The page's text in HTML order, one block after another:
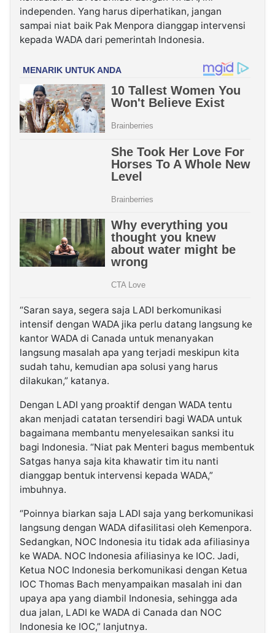
independen. Yang harus diperhatikan, jangan
sampai niat baik Pak Menpora dianggap intervensi
kepada WADA dari pemerintah Indonesia.
“Saran saya, segera saja LADI berkomunikasi
intensif dengan WADA jika perlu datang langsung ke
kantor WADA di Canada untuk menanyakan
langsung masalah apa yang terjadi meskipun kita
sudah tahu, kemudian apa solusi yang harus
dilakukan,” katanya.
Dengan LADI yang proaktif dengan WADA tentu
akan menjadi catatan tersendiri bagi WADA untuk
bagaimana membantu menyelesaikan sanksi itu
bagi Indonesia. “Niat pak Menteri bagus membentuk
Satgas hanya saja kita khawatir tim itu nanti
dianggap bentuk intervensi kepada WADA,”
imbuhnya.
“Poinnya biarkan saja LADI saja yang berkomunikasi
langsung dengan WADA difasilitasi oleh Kemenpora.
Sedangkan, NOC Indonesia itu tidak ada afiliasinya
ke WADA. NOC Indonesia afiliasinya ke IOC. Jadi,
Ketua NOC Indonesia berkomunikasi dengan Ketua
IOC Thomas Bach menyampaikan masalah ini dan
upaya apa yang diambil Indonesia, sehingga ada
dua jalan, LADI ke WADA di Canada dan NOC
Indonesia ke IOC,” lanjutnya.